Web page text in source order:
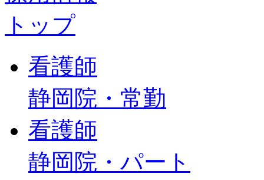
トップ
看護師
静岡院・常勤
看護師
静岡院・パート